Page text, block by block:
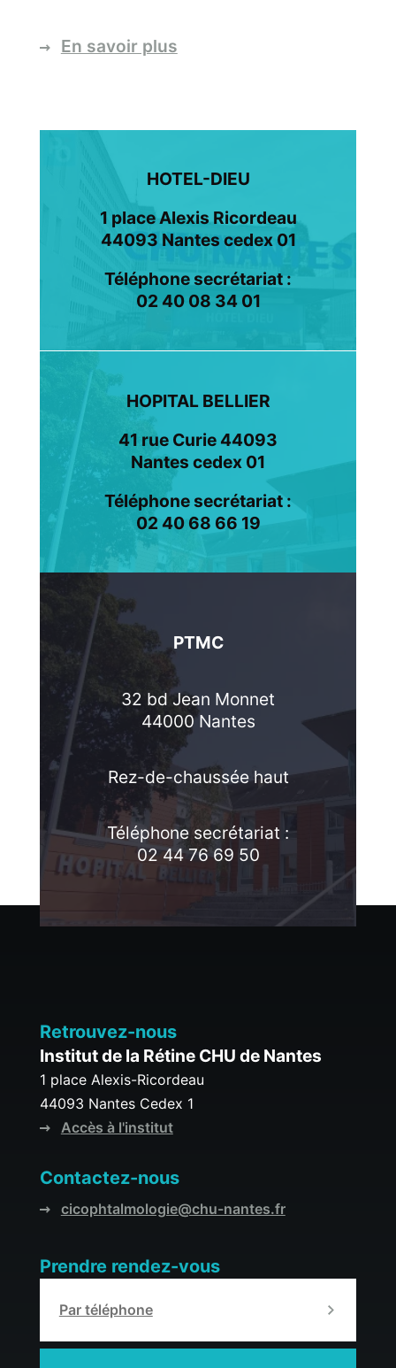
En savoir plus
HOTEL-DIEU
1 place Alexis Ricordeau
44093 Nantes cedex 01
Téléphone secrétariat :
02 40 08 34 01
HOPITAL BELLIER
41 rue Curie 44093
Nantes cedex 01
Téléphone secrétariat :
02 40 68 66 19
PTMC
32 bd Jean Monnet
44000 Nantes
Rez-de-chaussée haut
Téléphone secrétariat :
02 44 76 69 50
Retrouvez-nous
Institut de la Rétine CHU de Nantes
1 place Alexis-Ricordeau
44093 Nantes Cedex 1
Accès à l'institut
Contactez-nous
cicophtalmologie@chu-nantes.fr
Prendre rendez-vous
Par téléphone